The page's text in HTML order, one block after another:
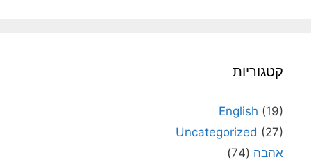
קטגוריות
English (19)
Uncategorized (27)
אהבה (74)